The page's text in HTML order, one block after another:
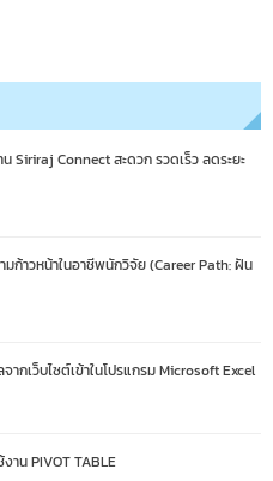
Siriraj Connect สะดวก รวดเร็ว ลดระยะ
มก้าวหน้าในอาชีพนักวิจัย (Career Path: ฝัน
ากเว็บไซต์เข้าในโปรแกรม Microsoft Excel
าน PIVOT TABLE